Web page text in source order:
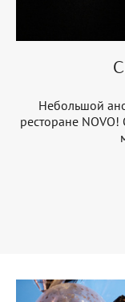
Небольшой
ресторане